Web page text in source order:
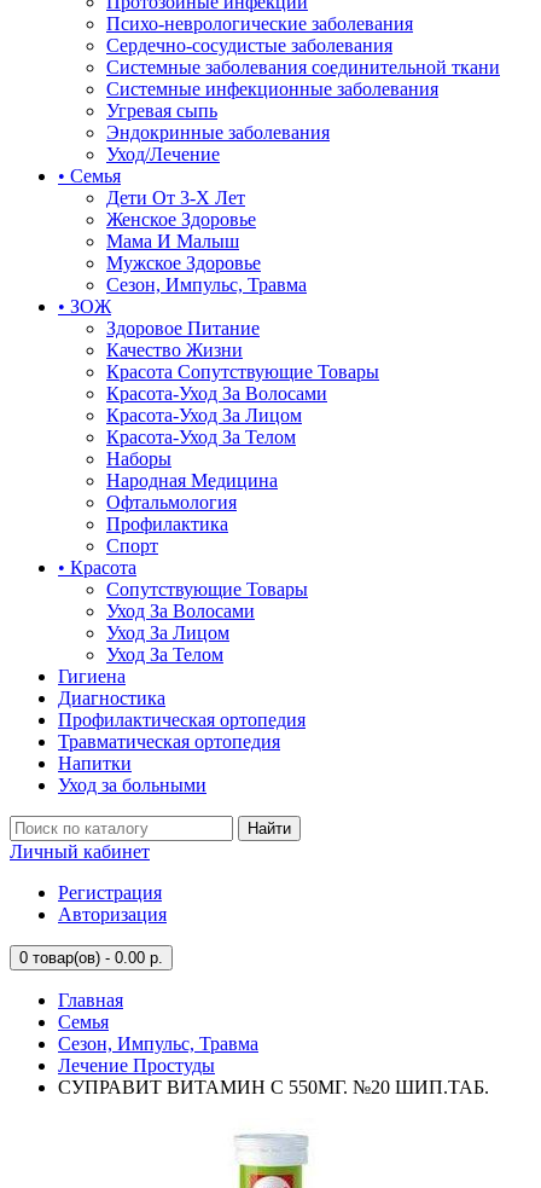
Психо-неврологические заболевания
Сердечно-сосудистые заболевания
Системные заболевания соединительной ткани
Системные инфекционные заболевания
Угревая сыпь
Эндокринные заболевания
Уход/Лечение
• Семья
Дети От 3-Х Лет
Женское Здоровье
Мама И Малыш
Мужское Здоровье
Сезон, Импульс, Травма
• ЗОЖ
Здоровое Питание
Качество Жизни
Красота Сопутствующие Товары
Красота-Уход За Волосами
Красота-Уход За Лицом
Красота-Уход За Телом
Наборы
Народная Медицина
Офтальмология
Профилактика
Спорт
• Красота
Сопутствующие Товары
Уход За Волосами
Уход За Лицом
Уход За Телом
Гигиена
Диагностика
Профилактическая ортопедия
Травматическая ортопедия
Напитки
Уход за больными
Найти
Личный кабинет
Регистрация
Авторизация
0 товар(ов) - 0.00 р.
Главная
Семья
Сезон, Импульс, Травма
Лечение Простуды
СУПРАВИТ ВИТАМИН С 550МГ. №20 ШИП.ТАБ.